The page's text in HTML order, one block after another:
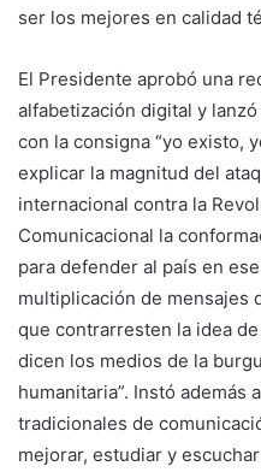
ser los mejores en calidad
El Presidente aprobó una
alfabetización digital y
con la consigna “yo existo,
explicar la magnitud del
internacional contra la
Comunicacional la
para defender al país en
multiplicación de mensajes
que contrarresten la idea
dicen los medios de la
humanitaria”. Instó además
tradicionales de
mejorar, estudiar y